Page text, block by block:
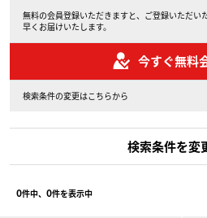
無料の会員登録いただきますと、ご登録いただい
早くお届けいたします。
今すぐ無料
検索条件の変更はこちらから
検索条件を変
0件中、 0件を表示中